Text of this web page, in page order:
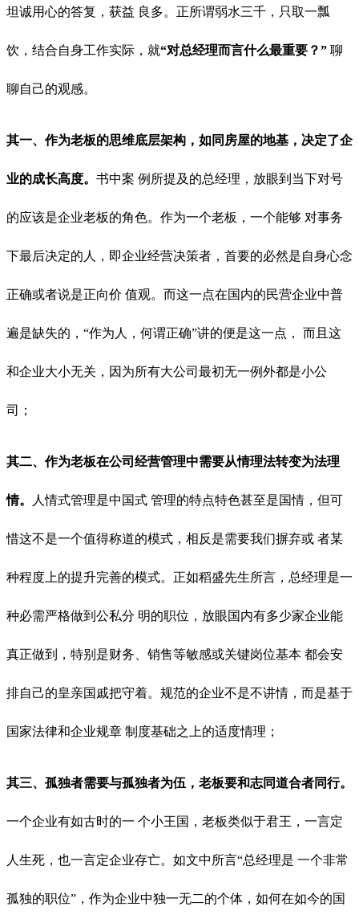
坦诚用心的答复，获益 良多。正所谓弱水三千，只取一瓢
饮，结合自身工作实际，就“对总经理而言什么最重要？” 聊
聊自己的观感。
其一、作为老板的思维底层架构，如同房屋的地基，决定了企
业的成长高度。 书中案 例所提及的总经理，放眼到当下对号
的应该是企业老板的角色。作为一个老板，一个能够 对事务
下最后决定的人，即企业经营决策者，首要的必然是自身心念
正确或者说是正向价 值观。而这一点在国内的民营企业中普
遍是缺失的，“作为人，何谓正确”讲的便是这一点， 而且这
和企业大小无关，因为所有大公司最初无一例外都是小公
司；
其二、作为老板在公司经营管理中需要从情理法转变为法理
情。 人情式管理是中国式 管理的特点特色甚至是国情，但可
惜这不是一个值得称道的模式，相反是需要我们摒弃或 者某
种程度上的提升完善的模式。正如稻盛先生所言，总经理是一
种必需严格做到公私分 明的职位，放眼国内有多少家企业能
真正做到，特别是财务、销售等敏感或关键岗位基本 都会安
排自己的皇亲国戚把守着。规范的企业不是不讲情，而是基于
国家法律和企业规章 制度基础之上的适度情理；
其三、孤独者需要与孤独者为伍，老板要和志同道合者同行。
一个企业有如古时的一 个小王国，老板类似于君王，一言定
人生死，也一言定企业存亡。如文中所言“总经理是 一个非常
孤独的职位”，作为企业中独一无二的个体，如何在如今的国